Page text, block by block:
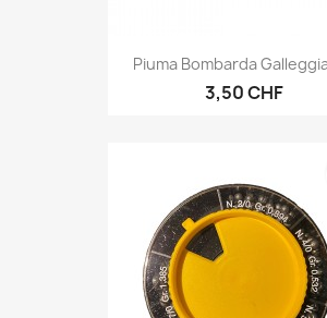
Piuma Bombarda
3,50 CHF